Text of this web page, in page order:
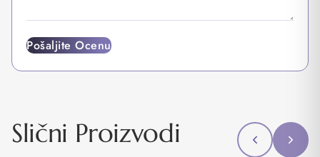
Pošaljite Ocenu
Slični Proizvodi